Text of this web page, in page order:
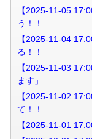
【2025-11-05
う！！
【2025-11-04
る！！
【2025-11-03
ます」
【2025-11-02
て！！
【2025-11-01